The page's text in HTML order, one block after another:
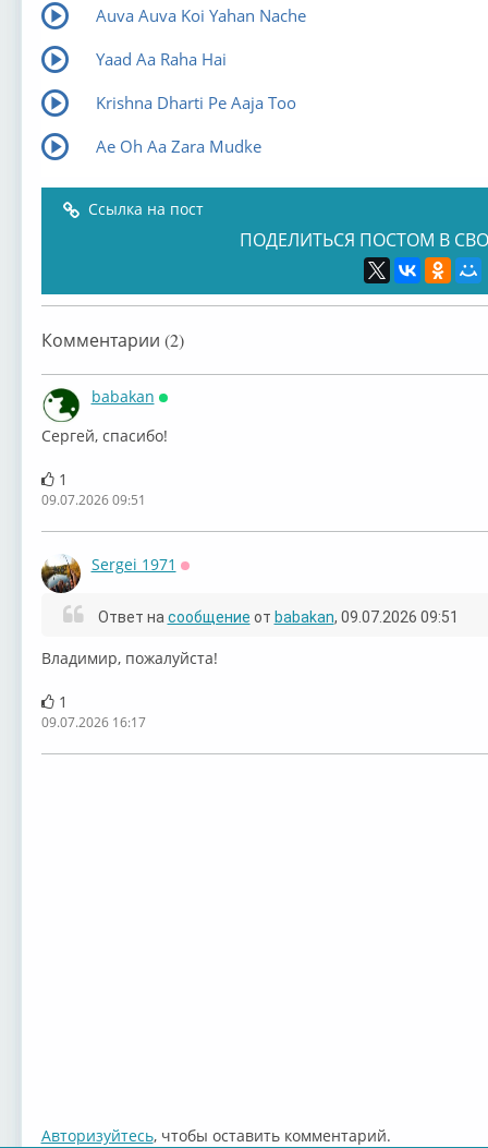
Auva Auva Koi Yahan Nache
Yaad Aa Raha Hai
Krishna Dharti Pe Aaja Too
Ae Oh Aa Zara Mudke
Ссылка на пост
ПОДЕЛИТЬСЯ ПОСТОМ В
Комментарии (2)
babakan
⁣Сергей, спасибо!
1
09.07.2026 09:51
Sergei 1971
Ответ на сообщение от babakan, 09.07.2026 09:51
⁣⁣Владимир, пожалуйста!
1
09.07.2026 16:17
Авторизуйтесь, чтобы оставить комментарий.